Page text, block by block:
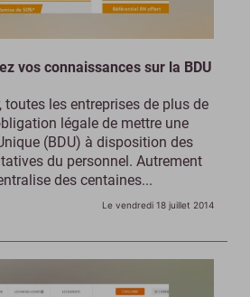
vos connaissances sur la BDU
toutes les entreprises de plus de
légale de mettre une
(BDU) à disposition des
du personnel. Autrement
des centaines...
Le vendredi 18 juillet 2014